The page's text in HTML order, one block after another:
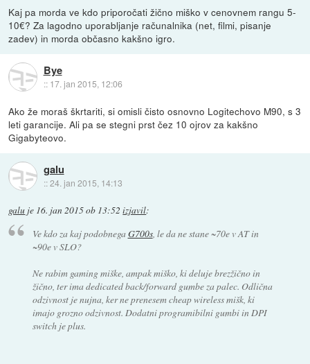
Kaj pa morda ve kdo priporočati žično miško v cenovnem rangu 5-
10€? Za lagodno uporabljanje računalnika (net, filmi, pisanje
zadev) in morda občasno kakšno igro.
Bye
:: 17. jan 2015, 12:06
Ako že moraš škrtariti, si omisli čisto osnovno Logitechovo M90, s 3
leti garancije. Ali pa se stegni prst čez 10 ojrov za kakšno
Gigabyteovo.
galu
::24. jan 2015, 14:13
galu je 16. jan 2015 ob 13:52 izjavil:
Ve kdo za kaj podobnegaG700s, le da ne stane ~70e v AT in
~90e v SLO?
Ne rabim gaming miške, ampak miško, ki deluje brezžično in
žično, ter ima dedicated back/forward gumbe za palec. Odlična
odzivnost je nujna, ker ne prenesem cheap wireless mišk, ki
imajo grozno odzivnost. Dodatni programibilni gumbi in DPI
switch je plus.